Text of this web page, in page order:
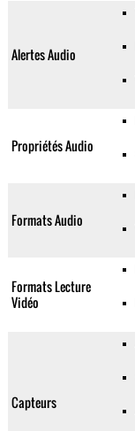
Alertes Audio
Propriétés Audio
Formats Audio
Formats Lecture
Vidéo
Capteurs